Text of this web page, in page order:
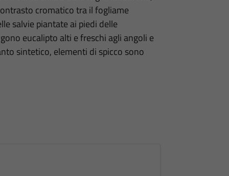
cromatico tra il fogliame
salvie piantate ai piedi delle
eucalipto alti e freschi agli angoli e
sintetico, elementi di spicco sono